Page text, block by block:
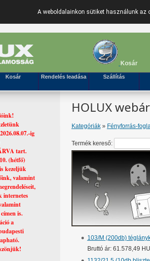
A weboldalainkon sütiket használunk
Kosár
Kosár Rendelés leadása Szállítás
HOLUX
Kategóriák» Fényforrás-
Termék kereső:
103/M (200db)
Bruttó ár: 61.578,49
ig
tart.
(hétfő)
kezeljük
valamint
internetes
is.
a